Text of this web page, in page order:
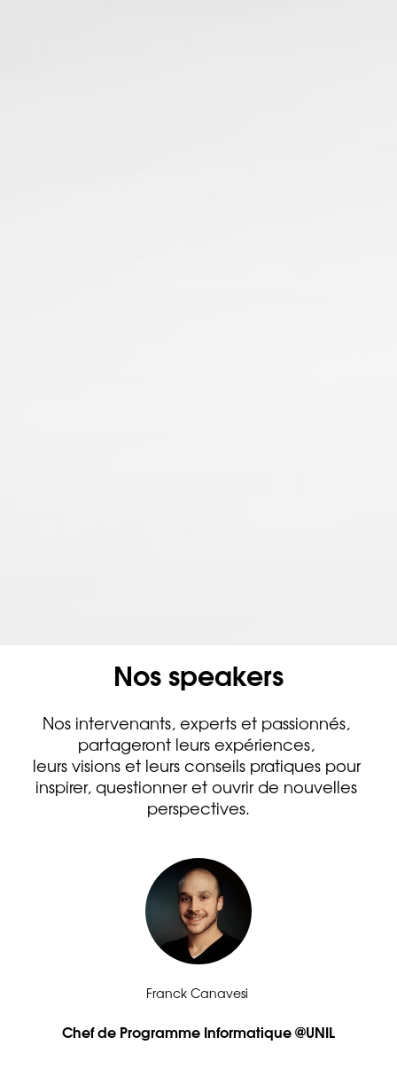
Nos speakers
Nos intervenants, experts et passionnés,
partageront leurs expériences,
leurs visions et leurs conseils pratiques pour
inspirer, questionner et ouvrir de nouvelles
perspectives.
Franck Canavesi
Chef de Programme Informatique @UNIL